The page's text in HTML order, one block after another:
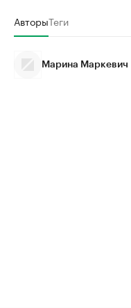
АвторыТеги
Марина Маркевич